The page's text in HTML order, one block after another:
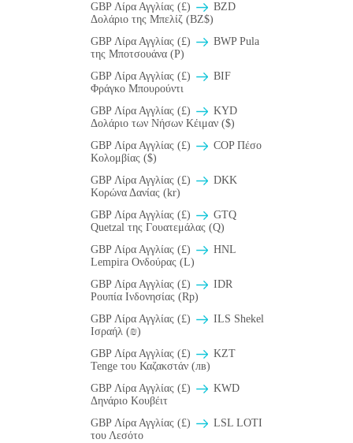
GBP Λίρα Αγγλίας (£)
BZD
Δολάριο της Μπελίζ (BZ$)
GBP Λίρα Αγγλίας (£)
BWP Pula
της Μποτσουάνα (P)
GBP Λίρα Αγγλίας (£)
BIF
Φράγκο Μπουρούντι
GBP Λίρα Αγγλίας (£)
KYD
Δολάριο των Νήσων Κέιμαν ($)
GBP Λίρα Αγγλίας (£)
COP Πέσο
Κολομβίας ($)
GBP Λίρα Αγγλίας (£)
DKK
Κορώνα Δανίας (kr)
GBP Λίρα Αγγλίας (£)
GTQ
Quetzal της Γουατεμάλας (Q)
GBP Λίρα Αγγλίας (£)
HNL
Lempira Ονδούρας (L)
GBP Λίρα Αγγλίας (£)
IDR
Ρουπία Ινδονησίας (Rp)
GBP Λίρα Αγγλίας (£)
ILS Shekel
Ισραήλ (₪)
GBP Λίρα Αγγλίας (£)
KZT
Tenge του Καζακστάν (лв)
GBP Λίρα Αγγλίας (£)
KWD
Δηνάριο Κουβέιτ
GBP Λίρα Αγγλίας (£)
LSL LOTI
του Λεσότο